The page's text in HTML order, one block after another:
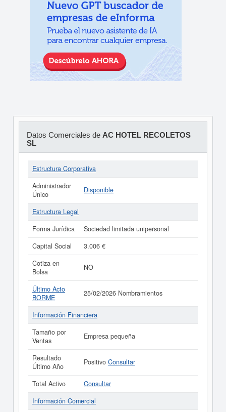
Datos Comerciales de AC HOTEL RECOLETOS
SL
Estructura Corporativa
Administrador
Único
Disponible
Estructura Legal
Forma Jurídica
Sociedad limitada unipersonal
Capital Social
3.006 €
Cotiza en
Bolsa
NO
Último Acto
BORME
25/02/2026 Nombramientos
Información Financiera
Tamaño por
Ventas
Empresa pequeña
Resultado
Último Año
Positivo Consultar
Total Activo
Consultar
Información Comercial